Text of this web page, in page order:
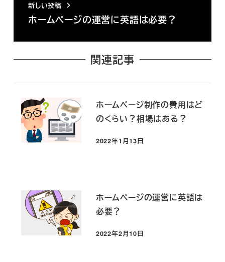
新しい投稿
ホームページの運営に英語は必要？
関連記事
ホームページ制作の費用はど
のくらい？相場はある？
投稿日
2022年1月13日
ホームページの運営に英語は
必要？
投稿日
2022年2月10日